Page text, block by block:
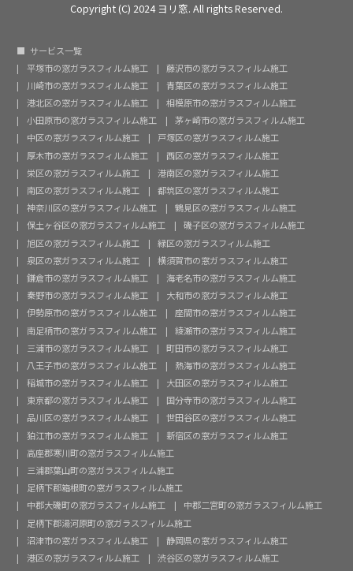
Copyright (C) 2024 ヨリ窓. All rights Reserved.
サービス一覧
平塚市の窓ガラスフィルム施工
藤沢市の窓ガラスフィルム施工
川崎市の窓ガラスフィルム施工
青葉区の窓ガラスフィルム施工
港北区の窓ガラスフィルム施工
相模原市の窓ガラスフィルム施工
小田原市の窓ガラスフィルム施工
茅ヶ崎市の窓ガラスフィルム施工
中区の窓ガラスフィルム施工
戸塚区の窓ガラスフィルム施工
厚木市の窓ガラスフィルム施工
西区の窓ガラスフィルム施工
栄区の窓ガラスフィルム施工
港南区の窓ガラスフィルム施工
南区の窓ガラスフィルム施工
都筑区の窓ガラスフィルム施工
神奈川区の窓ガラスフィルム施工
鶴見区の窓ガラスフィルム施工
保土ヶ谷区の窓ガラスフィルム施工
磯子区の窓ガラスフィルム施工
旭区の窓ガラスフィルム施工
緑区の窓ガラスフィルム施工
泉区の窓ガラスフィルム施工
横須賀市の窓ガラスフィルム施工
鎌倉市の窓ガラスフィルム施工
海老名市の窓ガラスフィルム施工
秦野市の窓ガラスフィルム施工
大和市の窓ガラスフィルム施工
伊勢原市の窓ガラスフィルム施工
座間市の窓ガラスフィルム施工
南足柄市の窓ガラスフィルム施工
綾瀬市の窓ガラスフィルム施工
三浦市の窓ガラスフィルム施工
町田市の窓ガラスフィルム施工
八王子市の窓ガラスフィルム施工
熱海市の窓ガラスフィルム施工
稲城市の窓ガラスフィルム施工
大田区の窓ガラスフィルム施工
東京都の窓ガラスフィルム施工
国分寺市の窓ガラスフィルム施工
品川区の窓ガラスフィルム施工
世田谷区の窓ガラスフィルム施工
狛江市の窓ガラスフィルム施工
新宿区の窓ガラスフィルム施工
高座郡寒川町の窓ガラスフィルム施工
三浦郡葉山町の窓ガラスフィルム施工
足柄下郡箱根町の窓ガラスフィルム施工
中郡大磯町の窓ガラスフィルム施工
中郡二宮町の窓ガラスフィルム施工
足柄下郡湯河原町の窓ガラスフィルム施工
沼津市の窓ガラスフィルム施工
静岡県の窓ガラスフィルム施工
港区の窓ガラスフィルム施工
渋谷区の窓ガラスフィルム施工